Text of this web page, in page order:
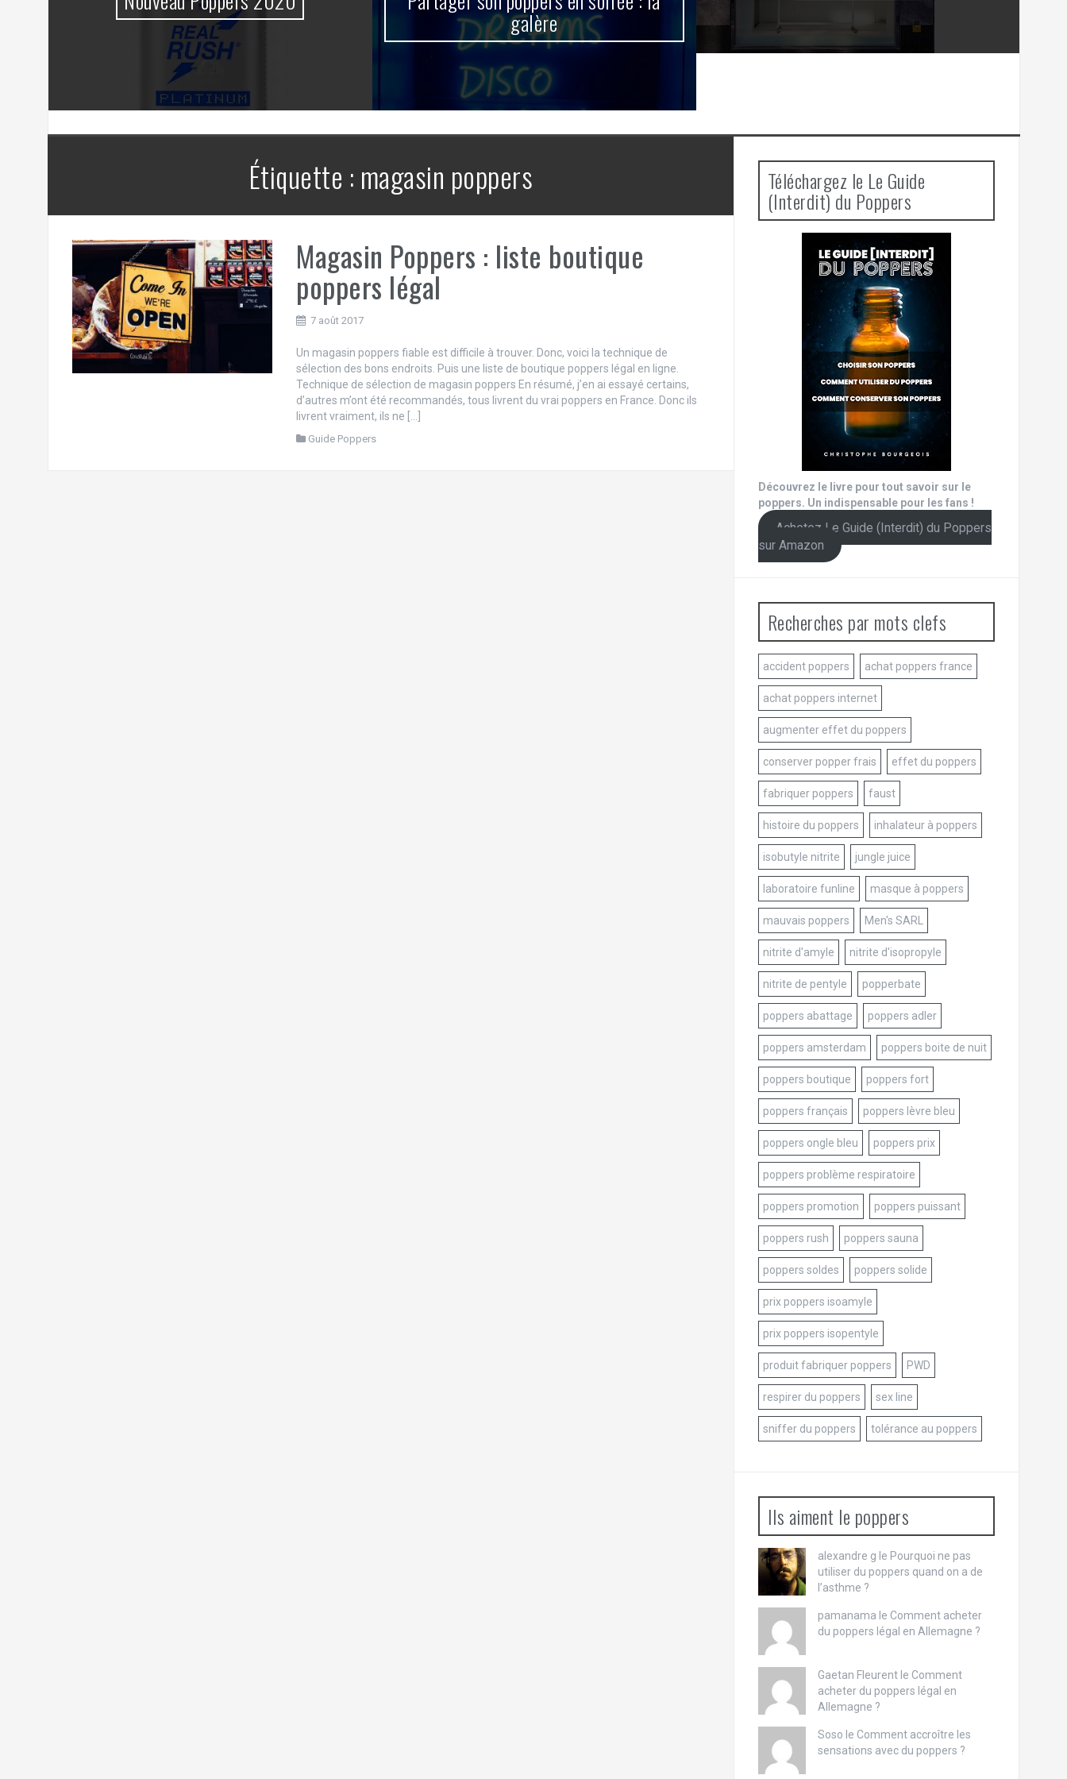
galère
Étiquette : magasin poppers
Magasin Poppers : liste boutique
poppers légal
7 août 2017
Un magasin poppers fiable est difficile à trouver. Donc, voici la technique de
sélection des bons endroits. Puis une liste de boutique poppers légal en ligne.
Technique de sélection de magasin poppers En résumé, j’en ai essayé certains,
d’autres m’ont été recommandés, tous livrent du vrai poppers en France. Donc ils
livrent vraiment, ils ne […]
Guide Poppers
Téléchargez le Le Guide
(Interdit) du Poppers
Découvrez le livre pour tout savoir sur le
poppers. Un indispensable pour les fans !
Achetez Le Guide (Interdit) du Poppers
sur Amazon
Recherches par mots clefs
accident poppers achat poppers france
achat poppers internet
augmenter effet du poppers
conserver popper frais effet du poppers
fabriquer poppers faust
histoire du poppers inhalateur à poppers
isobutyle nitrite jungle juice
laboratoire funline masque à poppers
mauvais poppers Men's SARL
nitrite d'amyle nitrite d'isopropyle
nitrite de pentyle popperbate
poppers abattage poppers adler
poppers amsterdam poppers boite de nuit
poppers boutique poppers fort
poppers français poppers lèvre bleu
poppers ongle bleu poppers prix
poppers problème respiratoire
poppers promotion poppers puissant
poppers rush poppers sauna
poppers soldes poppers solide
prix poppers isoamyle
prix poppers isopentyle
produit fabriquer poppers PWD
respirer du poppers sex line
sniffer du poppers tolérance au poppers
Ils aiment le poppers
alexandre g le Pourquoi ne pas
utiliser du poppers quand on a de
l’asthme ?
pamanama le Comment acheter
du poppers légal en Allemagne ?
Gaetan Fleurent le Comment
acheter du poppers légal en
Allemagne ?
Soso le Comment accroître les
sensations avec du poppers ?